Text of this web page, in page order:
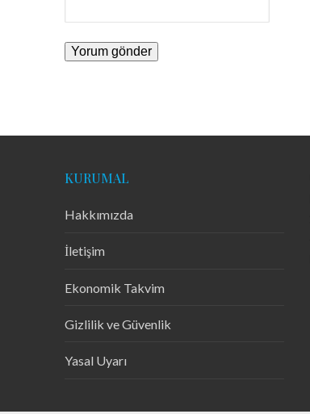
KURUMAL
Hakkımızda
İletişim
Ekonomik Takvim
Gizlilik ve Güvenlik
Yasal Uyarı